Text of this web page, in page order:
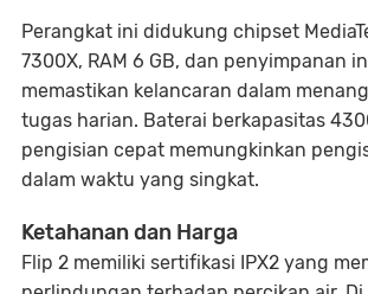
Perangkat ini didukung chipset
7300X, RAM 6 GB, dan penyimpanan
memastikan kelancaran dalam
tugas harian. Baterai berkapasitas
pengisian cepat memungkinkan
dalam waktu yang singkat.
Ketahanan dan Harga
Flip 2 memiliki sertifikasi IPX2 yang